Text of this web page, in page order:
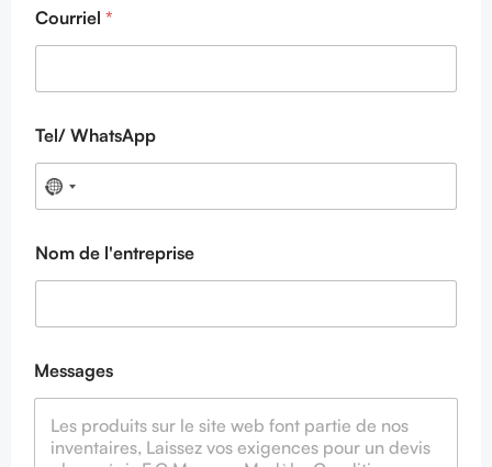
Courriel *
Tel/ WhatsApp
Nom de l'entreprise
Messages